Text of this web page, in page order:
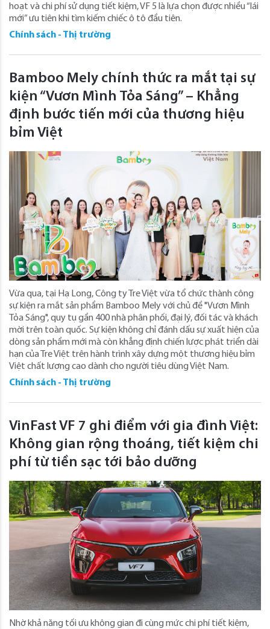
hoạt và chi phí sử dụng tiết kiệm, VF 5 là lựa chọn được nhiều “lái
mới” ưu tiên khi tìm kiếm chiếc ô tô đầu tiên.
Chính sách - Thị trường
Bamboo Mely chính thức ra mắt tại sự
kiện “Vươn Mình Tỏa Sáng” – Khẳng
định bước tiến mới của thương hiệu
bỉm Việt
Vừa qua, tại Hạ Long, Công ty Tre Việt vừa tổ chức thành công
sự kiện ra mắt sản phẩm Bamboo Mely với chủ đề "Vươn Mình
Tỏa Sáng", quy tụ gần 400 nhà phân phối, đại lý, đối tác và khách
mời trên toàn quốc. Sự kiện không chỉ đánh dấu sự xuất hiện của
dòng sản phẩm mới mà còn khẳng định chiến lược phát triển dài
hạn của Tre Việt trên hành trình xây dựng một thương hiệu bỉm
Việt chất lượng cao dành cho người tiêu dùng Việt Nam.
Chính sách - Thị trường
VinFast VF 7 ghi điểm với gia đình Việt:
Không gian rộng thoáng, tiết kiệm chi
phí từ tiền sạc tới bảo dưỡng
Nhờ khả năng tối ưu không gian đi cùng mức chi phí tiết kiệm,